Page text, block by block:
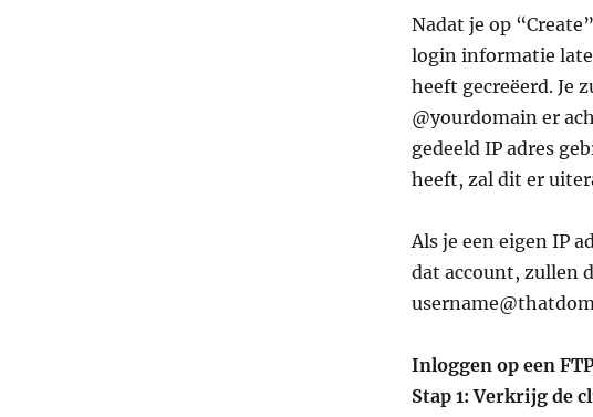
Nadat je op
login informatie
heeft gecreëerd. Je
@yourdomain er
gedeeld IP adres
heeft, zal dit er
Als je een eigen IP
dat account, zullen
Inloggen op een
Stap 1: Verkrijg de